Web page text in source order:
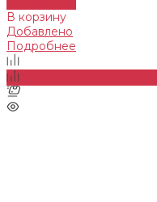
В корзину
Добавлено
Подробнее